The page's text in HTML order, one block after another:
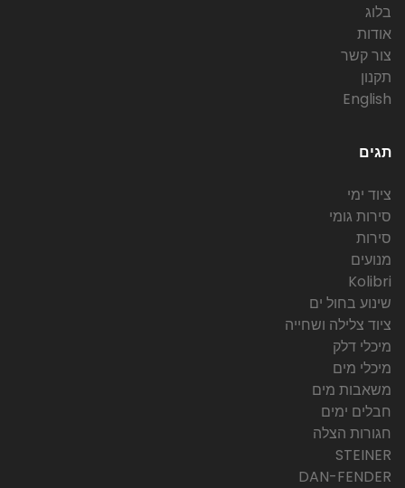
בלוג
אודות
צור קשר
תקנון
English
תגים
ציוד ימי
סירות גומי
סירות
מנועים
Kolibri
שינוע בחול ים
ציוד צלילה ושחייה
מיכלי דלק
מיכלי מים
משאבות מים
חבלים ימים
חגורות הצלה
STEINER
DAN-FENDER